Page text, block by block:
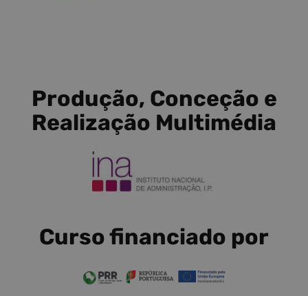
Produção, Conceção e
Realização Multimédia
Curso financiado por